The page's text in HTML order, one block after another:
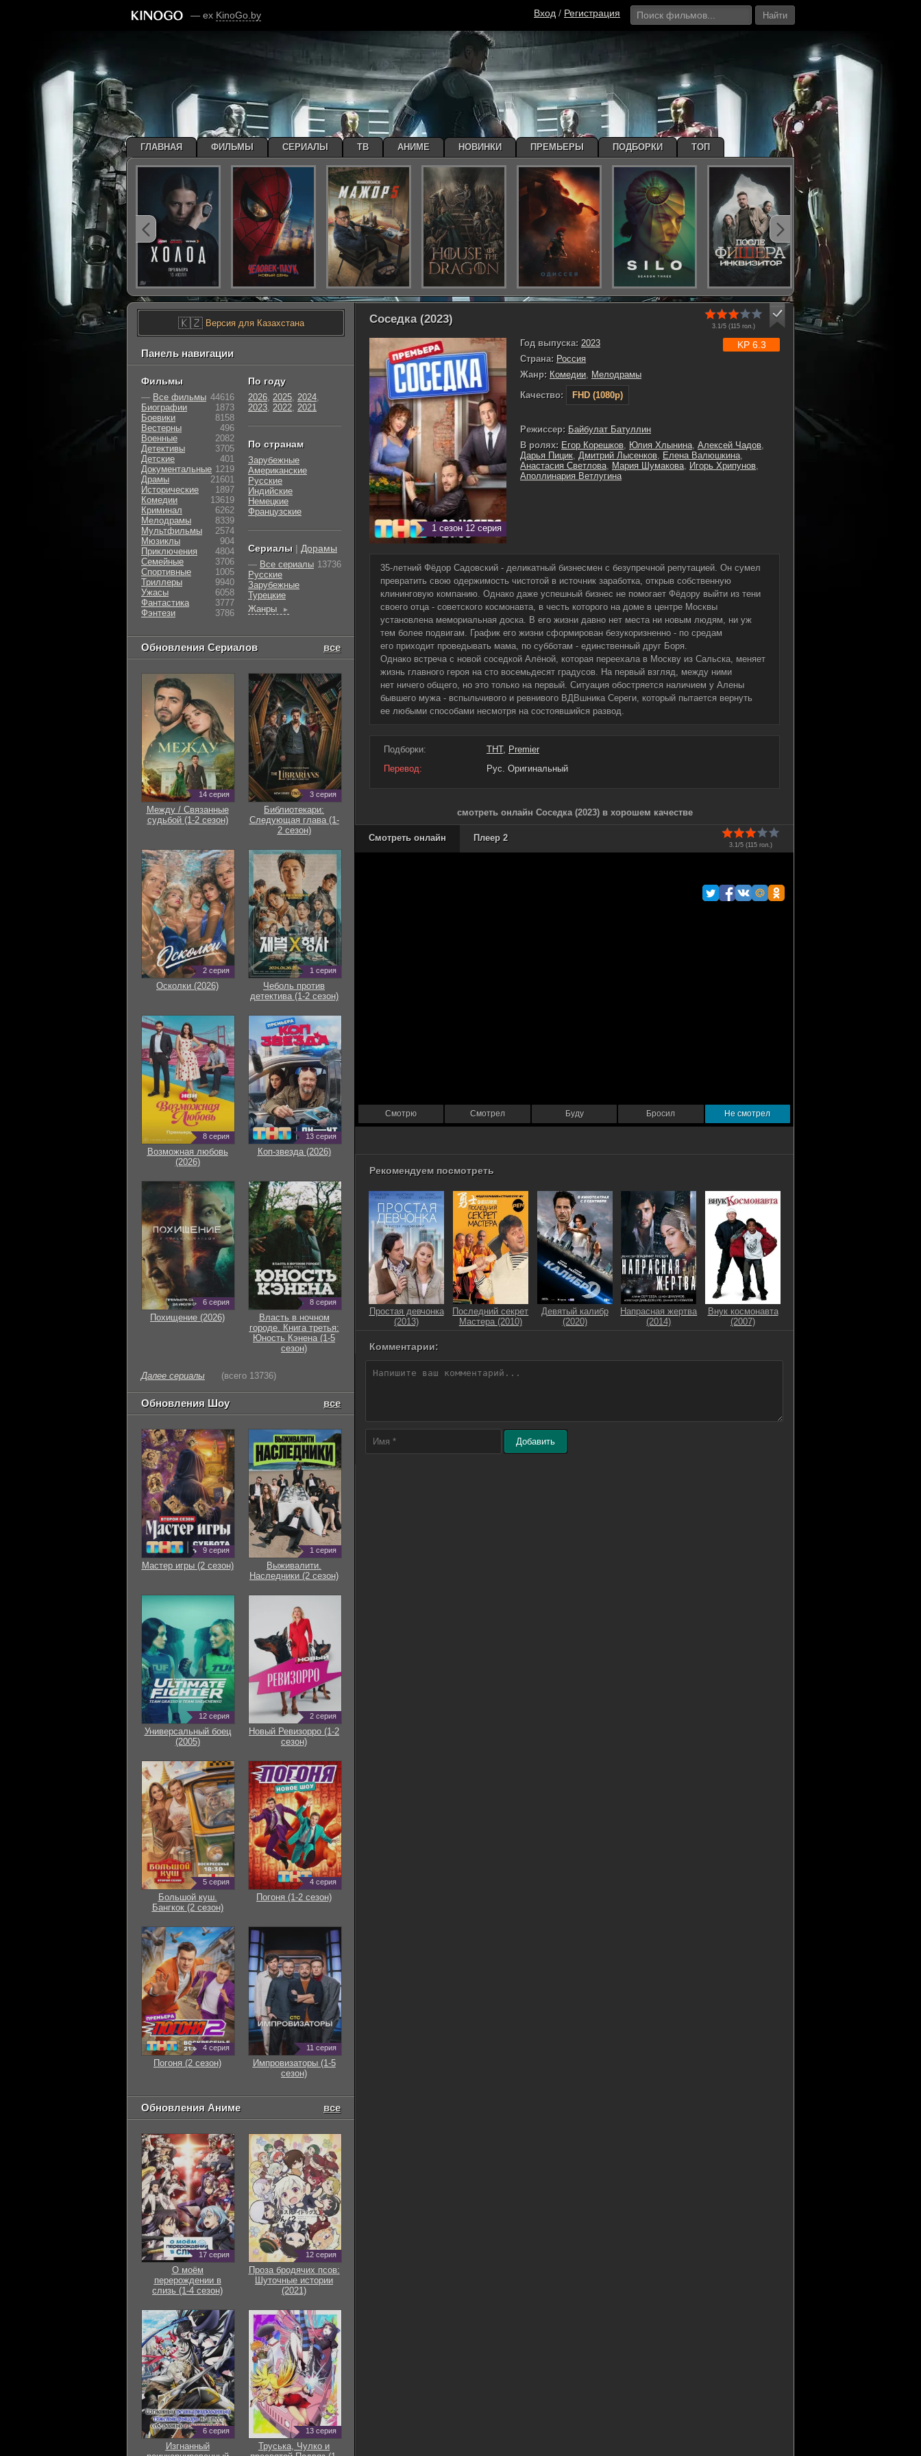
— ex KinoGo.by Вход / Регистрация Найти
Соседка (2023)
3.1/5 (115 гол.)
1 сезон 12 серия
Год выпуска: 2023
Страна: Россия
Жанр: Комедии, Мелодрамы
Качество:
FHD (1080p)
KP 6.3
Режиссер: Байбулат Батуллин
В ролях: Егор Корешков, Юлия Хлынина, Алексей Чадов,
Дарья Пицик, Дмитрий Лысенков, Елена Валюшкина,
Анастасия Светлова, Мария Шумакова, Игорь Хрипунов,
Аполлинария Ветлугина
35-летний Фёдор Садовский - деликатный бизнесмен с безупречной репутацией. Он сумел
превратить свою одержимость чистотой в источник заработка, открыв собственную
клининговую компанию. Однако даже успешный бизнес не помогает Фёдору выйти из тени
своего отца - советского космонавта, в честь которого на доме в центре Москвы
установлена мемориальная доска. В его жизни давно нет места ни новым людям, ни уж
тем более подвигам. График его жизни сформирован безукоризненно - по средам
его приходит проведывать мама, по субботам - единственный друг Боря.
Однако встреча с новой соседкой Алёной, которая переехала в Москву из Сальска, меняет
жизнь главного героя на сто восемьдесят градусов. На первый взгляд, между ними
нет ничего общего, но это только на первый. Ситуация обостряется наличием у Алены
бывшего мужа - вспыльчивого и ревнивого ВДВшника Сереги, который пытается вернуть
ее любыми способами несмотря на состоявшийся развод.
Подборки: ТНТ, Premier
Перевод:
Рус. Оригинальный
смотреть онлайн Соседка (2023) в хорошем качестве
3.1/5 (115 гол.)
Смотреть онлайн Плеер 2
Смотрю Смотрел Буду Бросил Не смотрел
Рекомендуем посмотреть
Простая девчонка
(2013)
Последний секрет
Мастера (2010)
Девятый калибр
(2020)
Напрасная жертва
(2014)
Внук космонавта
(2007)
Комментарии:
Добавить
🇰🇿Версия для Казахстана
Панель навигации
Фильмы
— Все фильмы 44616
Биографии
1873
Боевики
8158
Вестерны
496
Военные
2082
Детективы
3705
Детские
401
Документальные 1219
Драмы
21601
Исторические
1897
Комедии
13619
Криминал
6262
Мелодрамы
8339
Мультфильмы
2574
Мюзиклы
904
Приключения
4804
Семейные
3706
Cпортивные
1005
Триллеры
9940
Ужасы
6058
Фантастика
3777
Фэнтези
3786
По году
2026, 2025, 2024,
2023, 2022, 2021
По странам
Зарубежные
Американские
Русские
Индийские
Немецкие
Французские
Сериалы | Дорамы
— Все сериалы 13736
Русские
Зарубежные
Турецкие
Жанры
►
Обновления Сериалов все
14 серия
Между / Связанные
судьбой (1-2 сезон)
3 серия
Библиотекари:
Следующая глава (1-
2 сезон)
2 серия
Осколки (2026)
1 серия
Чеболь против
детектива (1-2 сезон)
8 серия
Возможная любовь
(2026)
13 серия
Коп-звезда (2026)
6 серия
Похищение (2026)
8 серия
Власть в ночном
городе. Книга третья:
Юность Кэнена (1-5
сезон)
Далее сериалы (всего 13736)
Обновления Шоу все
9 серия
Мастер игры (2 сезон)
1 серия
Выживалити.
Наследники (2 сезон)
12 серия
Универсальный боец
(2005)
2 серия
Новый Ревизорро (1-2
сезон)
5 серия
Большой куш.
Бангкок (2 сезон)
4 серия
Погоня (1-2 сезон)
4 серия
Погоня (2 сезон)
11 серия
Импровизаторы (1-5
сезон)
Обновления Аниме все
17 серия
О моём
перерождении в
слизь (1-4 сезон)
12 серия
Проза бродячих псов:
Шуточные истории
(2021)
6 серия
Изгнанный
13 серия
Труська, Чулко и
ГЛАВНАЯ ФИЛЬМЫ СЕРИАЛЫ ТВ АНИМЕ НОВИНКИ ПРЕМЬЕРЫ ПОДБОРКИ ТОП